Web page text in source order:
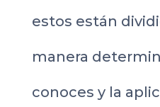
estos están
manera
conoces y la